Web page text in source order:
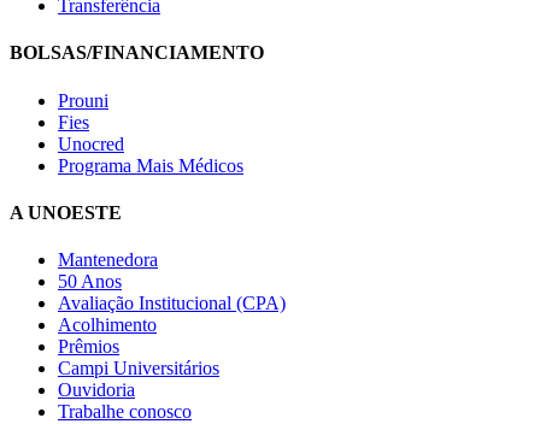
Transferência
BOLSAS/FINANCIAMENTO
Prouni
Fies
Unocred
Programa Mais Médicos
A UNOESTE
Mantenedora
50 Anos
Avaliação Institucional (CPA)
Acolhimento
Prêmios
Campi Universitários
Ouvidoria
Trabalhe conosco